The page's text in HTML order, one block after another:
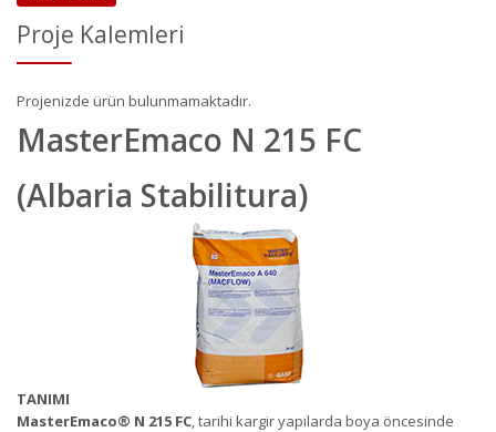
Proje Kalemleri
Projenizde ürün bulunmamaktadır.
MasterEmaco N 215 FC
(Albaria Stabilitura)
TANIMI
MasterEmaco® N 215 FC, tarihi kargir yapılarda boya öncesinde